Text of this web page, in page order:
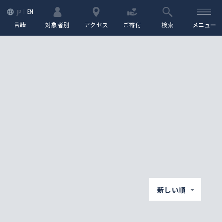
JP EN
言語 対象者別 アクセス ご寄付 検索 メニュー
新しい順